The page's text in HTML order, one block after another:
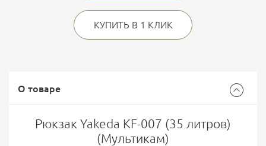
КУПИТЬ В 1 КЛИК
О товаре
Рюкзак Yakeda KF-007 (35 литров)
(Мультикам)